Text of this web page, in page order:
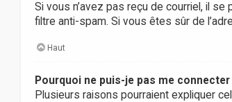
Si vous n’avez pas reçu de courriel, il
filtre anti-spam. Si vous êtes sûr de
Haut
Pourquoi ne puis-je pas me connecter
Plusieurs raisons pourraient expliquer